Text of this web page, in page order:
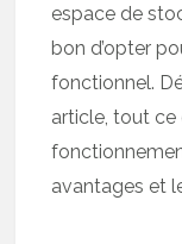
espace de
bon d’opter
fonctionnel.
article, tout ce
avantages et